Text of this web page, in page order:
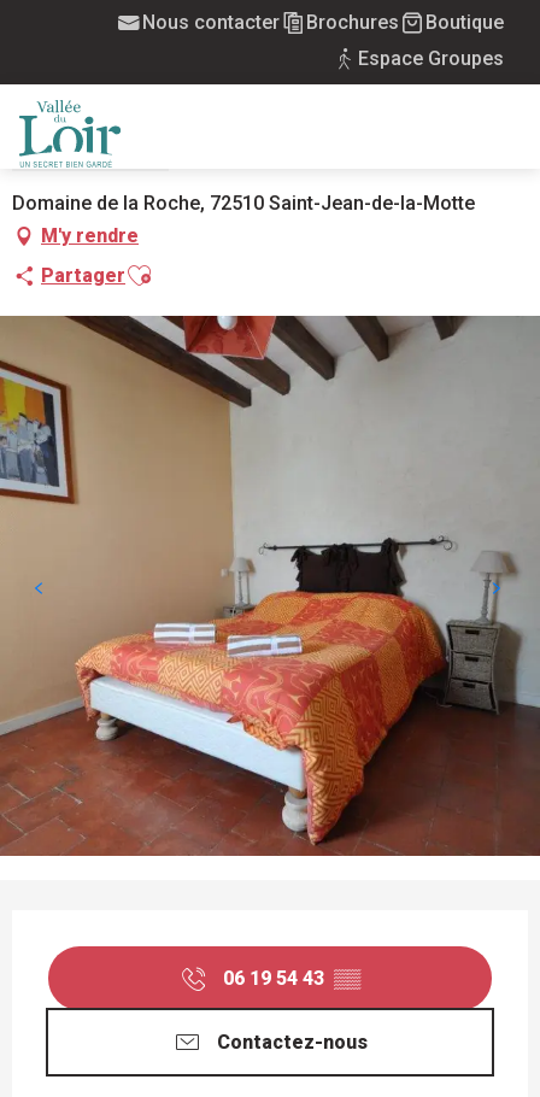
principal
Nous contacter Brochures
Boutique
Espace Groupes
Gîte Savennières
GÎTE SAVENNIÈRES
MEUBLÉS MAISON
Domaine de la Roche, 72510 Saint-Jean-de-la-Motte
M'y rendre
PartagerAjouter aux favoris
06 19 54 43 ▒▒
Contactez-nous